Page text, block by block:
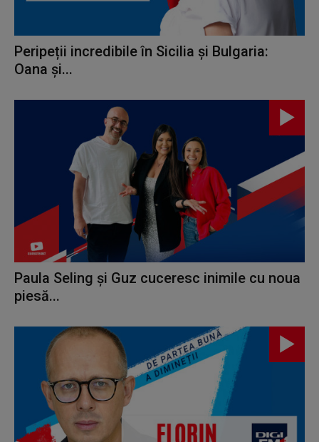
Peripeții incredibile în Sicilia și Bulgaria:
Oana și...
Paula Seling și Guz cuceresc inimile cu noua
piesă...